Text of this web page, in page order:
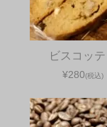
ビスコッテ
¥280(税込)